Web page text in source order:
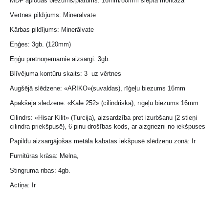
Vērtnes pildījums: Minerālvate
Kārbas pildījums: Minerālvate
Eņģes: 3gb. (120mm)
Eņģu pretnoņemamie aizsargi: 3gb.
Blīvējuma kontūru skaits: 3 uz vērtnes
Augšējā slēdzene: «ARIKO»(suvaldas), rīģeļu biezums 16mm
Apakšējā slēdzene: «Kale 252» (cilindriskā), rīģeļu biezums 16mm
Cilindrs: «Hisar Kilit» (Turcija), aizsardzība pret izurbšanu (2 stieņi
cilindra priekšpusē), 6 pinu drošības kods, ar aizgriezni no iekšpuses
Papildu aizsargājošas metāla kabatas iekšpusē slēdzeņu zonā: Ir
Furnitūras krāsa: Melna,
Stingruma ribas: 4gb.
Actiņa: Ir